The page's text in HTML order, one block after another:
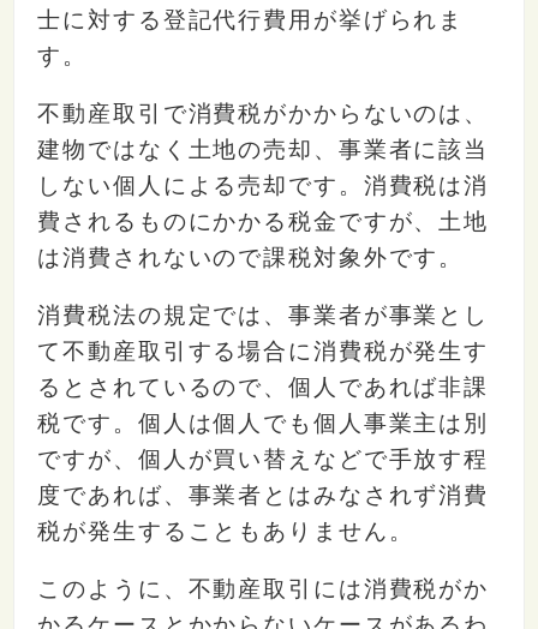
士に対する登記代行費用が挙げられま
す。
不動産取引で消費税がかからないのは、
建物ではなく土地の売却、事業者に該当
しない個人による売却です。消費税は消
費されるものにかかる税金ですが、土地
は消費されないので課税対象外です。
消費税法の規定では、事業者が事業とし
て不動産取引する場合に消費税が発生す
るとされているので、個人であれば非課
税です。個人は個人でも個人事業主は別
ですが、個人が買い替えなどで手放す程
度であれば、事業者とはみなされず消費
税が発生することもありません。
このように、不動産取引には消費税がか